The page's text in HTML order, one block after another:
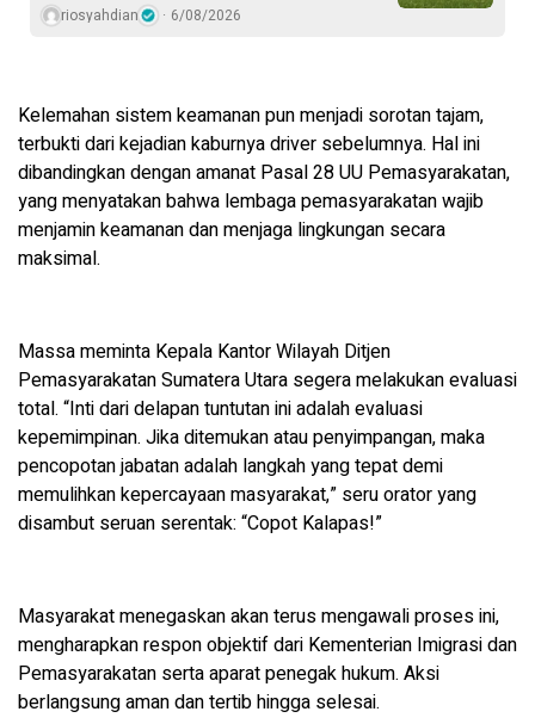
riosyahdian 6/08/2026
Kelemahan sistem keamanan pun menjadi sorotan tajam,
terbukti dari kejadian kaburnya driver sebelumnya. Hal ini
dibandingkan dengan amanat Pasal 28 UU Pemasyarakatan,
yang menyatakan bahwa lembaga pemasyarakatan wajib
menjamin keamanan dan menjaga lingkungan secara
maksimal.
Massa meminta Kepala Kantor Wilayah Ditjen
Pemasyarakatan Sumatera Utara segera melakukan evaluasi
total. “Inti dari delapan tuntutan ini adalah evaluasi
kepemimpinan. Jika ditemukan atau penyimpangan, maka
pencopotan jabatan adalah langkah yang tepat demi
memulihkan kepercayaan masyarakat,” seru orator yang
disambut seruan serentak: “Copot Kalapas!”
Masyarakat menegaskan akan terus mengawali proses ini,
mengharapkan respon objektif dari Kementerian Imigrasi dan
Pemasyarakatan serta aparat penegak hukum. Aksi
berlangsung aman dan tertib hingga selesai.